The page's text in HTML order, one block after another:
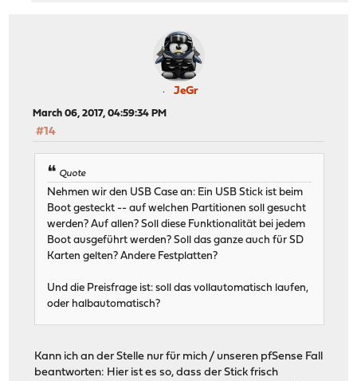
JeGr
March 06, 2017, 04:59:34 PM
#14
Quote
Nehmen wir den USB Case an: Ein USB Stick ist beim
Boot gesteckt -- auf welchen Partitionen soll gesucht
werden? Auf allen? Soll diese Funktionalität bei jedem
Boot ausgeführt werden? Soll das ganze auch für SD
Karten gelten? Andere Festplatten?
Und die Preisfrage ist: soll das vollautomatisch laufen,
oder halbautomatisch?
Kann ich an der Stelle nur für mich / unseren pfSense Fall
beantworten: Hier ist es so, dass der Stick frisch